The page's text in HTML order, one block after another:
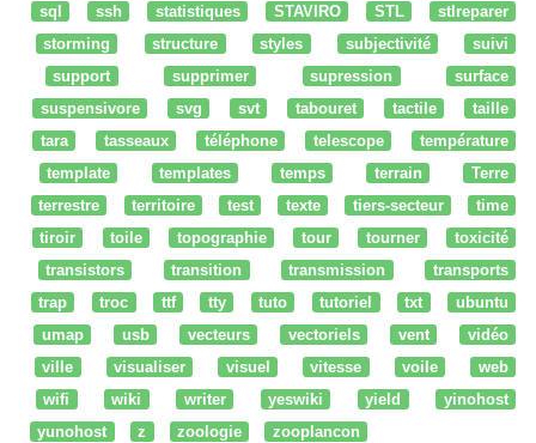
sql
ssh statistiques STAVIRO STL
stlreparer
storming
structure styles subjectivité
suivi
support
supprimer supression
surface
suspensivore
svg svt tabouret tactile
taille
tara
tasseaux téléphone telescope
température
template
templates temps terrain
Terre
terrestre
territoire test texte tiers-secteur
time
tiroir
toile topographie tour tourner
toxicité
transistors
transition transmission
transports
trap
troc ttf tty tuto tutoriel txt
ubuntu
umap
usb vecteurs vectoriels vent
vidéo
ville
visualiser visuel vitesse voile
web
wifi
wiki writer yeswiki yield
yinohost
yunohost
z zoologie zooplancon